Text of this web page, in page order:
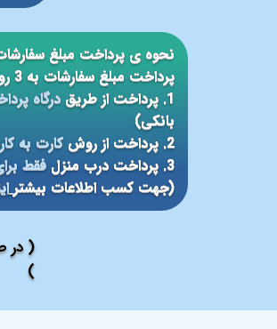
( در
)
نحوه ی پرداخت مبلغ
پرداخت مبلغ سفارشات به 3 روش امکان پذیر است
1. پرداخت از طریق
درگاه
بانکی)
2. پرداخت از روش
کارت به
3. پرداخت درب منزل
فقط
(جهت کسب اطلاعات بیشتر